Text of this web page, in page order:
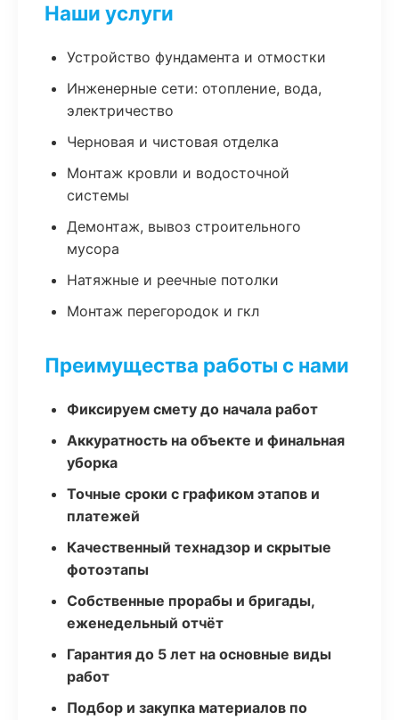
Наши услуги
Устройство фундамента и отмостки
Инженерные сети: отопление, вода,
электричество
Черновая и чистовая отделка
Монтаж кровли и водосточной
системы
Демонтаж, вывоз строительного
мусора
Натяжные и реечные потолки
Монтаж перегородок и гкл
Преимущества работы с нами
Фиксируем смету до начала работ
Аккуратность на объекте и финальная
уборка
Точные сроки с графиком этапов и
платежей
Качественный технадзор и скрытые
фотоэтапы
Собственные прорабы и бригады,
еженедельный отчёт
Гарантия до 5 лет на основные виды
работ
Подбор и закупка материалов по